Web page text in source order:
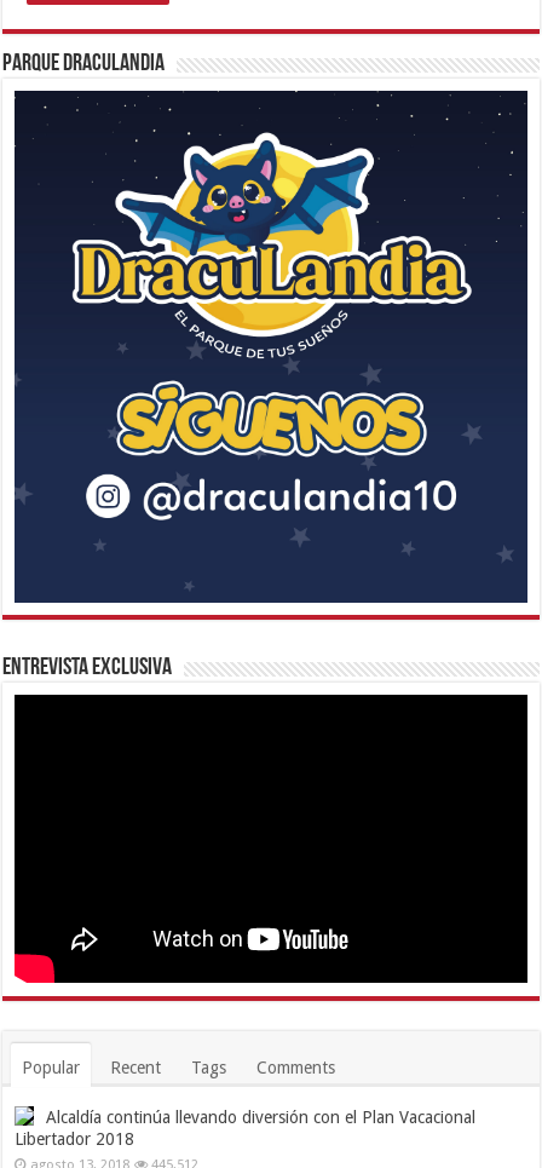
Parque Draculandia
Entrevista Exclusiva
Popular Recent Tags Comments
Alcaldía continúa llevando diversión con el Plan Vacacional
Libertador 2018
agosto 13, 2018 445,512